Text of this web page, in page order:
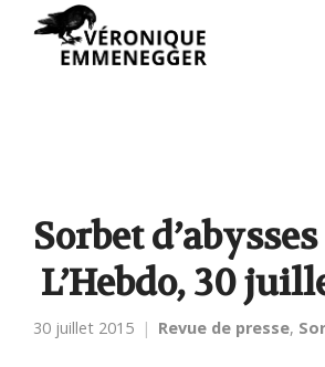
Sorbet
L’Hebdo, 30
30 juillet 2015 Revue de presse,